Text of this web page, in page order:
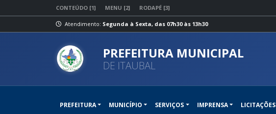
CONTEÚDO [1] MENU [2] RODAPÉ [3]
Atendimento: Segunda à Sexta, das 07h30 às 13h30
PREFEITURA MUNICIPAL
DE ITAUBAL
PREFEITURA MUNICÍPIO SERVIÇOS IMPRENSA LICITAÇÕES